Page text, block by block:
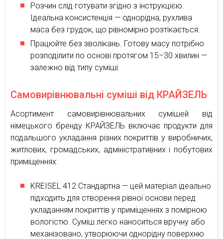
Розчин слід готувати згідно з інструкцією.
Ідеальна консистенція — однорідна, рухлива
маса без грудок, що рівномірно розтікається.
Працюйте без зволікань. Готову масу потрібно
розподілити по основі протягом 15–30 хвилин —
залежно від типу суміші.
Самовирівнювальні суміші від КРАЙЗЕЛЬ
Асортимент самовирівнювальних сумішей від
німецького бренду КРАЙЗЕЛЬ включає продукти для
подальшого укладання різних покриттів у виробничих,
житлових, громадських, адміністративних і побутових
приміщеннях:
KREISEL 412 Стандартна — цей матеріал ідеально
підходить для створення рівної основи перед
укладанням покриттів у приміщеннях з помірною
вологістю. Суміш легко наноситься вручну або
механізовано, утворюючи однорідну поверхню